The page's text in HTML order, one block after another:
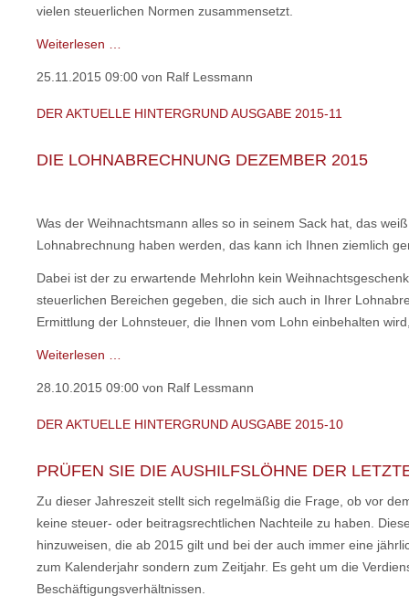
vielen steuerlichen Normen zusammensetzt.
Weiterlesen …
Ausgabe
01
25.11.2015 09:00 von Ralf Lessmann
DER AKTUELLE HINTERGRUND AUSGABE 2015-11
DIE LOHNABRECHNUNG DEZEMBER 2015
Was der Weihnachtsmann alles so in seinem Sack hat, das
Lohnabrechnung haben werden, das kann ich Ihnen ziemlich
Dabei ist der zu erwartende Mehrlohn kein
steuerlichen Bereichen gegeben, die sich auch in Ihrer
Ermittlung der Lohnsteuer, die Ihnen vom Lohn einbehalten
Weiterlesen …
Ausgabe
11
28.10.2015 09:00 von Ralf Lessmann
DER AKTUELLE HINTERGRUND AUSGABE 2015-10
PRÜFEN SIE DIE AUSHILFSLÖHNE DER
Zu dieser Jahreszeit stellt sich regelmäßig die Frage, ob vor
keine steuer- oder beitragsrechtlichen Nachteile zu haben.
hinzuweisen, die ab 2015 gilt und bei der auch immer eine
zum Kalenderjahr sondern zum Zeitjahr. Es geht um die
Beschäftigungsverhältnissen.